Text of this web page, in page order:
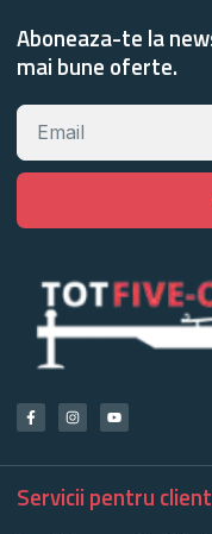
Aboneaza-te la
mai bune oferte.
Servicii pentru